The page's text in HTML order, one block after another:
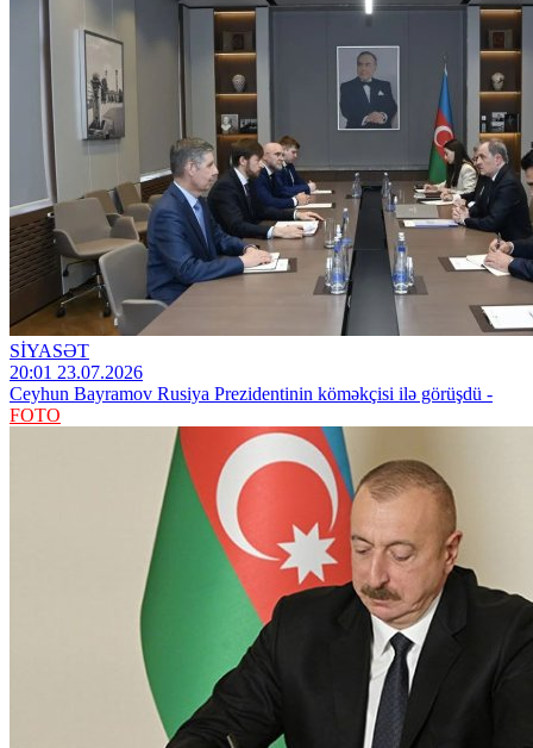
SİYASƏT
20:01 23.07.2026
Ceyhun Bayramov Rusiya Prezidentinin köməkçisi ilə görüşdü -
FOTO